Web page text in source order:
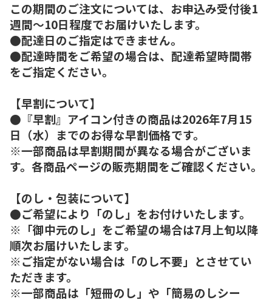
この期間のご注文については、お申込み受付後1
週間～10日程度でお届けいたします。
●配達日のご指定はできません。
●配達時間をご希望の場合は、配達希望時間帯
をご指定ください。
【早割について】
●『早割』アイコン付きの商品は2026年7月15
日（水）までのお得な早割価格です。
※一部商品は早割期間が異なる場合がございま
す。各商品ページの販売期間をご確認ください。
【のし・包装について】
●ご希望により「のし」をお付けいたします。
※「御中元のし」をご希望の場合は7月上旬以降
順次お届けいたします。
※ご指定がない場合は「のし不要」とさせてい
ただきます。
※一部商品は「短冊のし」や「簡易のしシー